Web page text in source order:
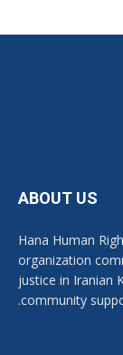
ABOUT US
Hana Human
organization
justice in Iranian
community